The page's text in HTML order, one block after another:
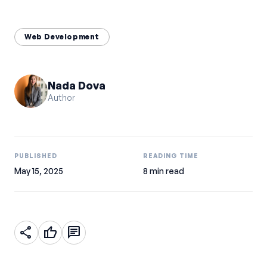
Web Development
Nada Dova
Author
PUBLISHED
May 15, 2025
READING TIME
8 min read
share thumb_up chat